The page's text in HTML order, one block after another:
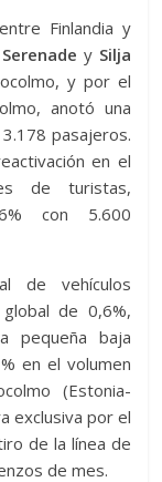
Finlandia y
ySilja
y por el
anotó una
pasajeros.
en el
de turistas,
con 5.600
de vehículos
de 0,6%,
pequeña baja
en el volumen
(Estonia-
exclusiva por el
de la línea de
de mes.